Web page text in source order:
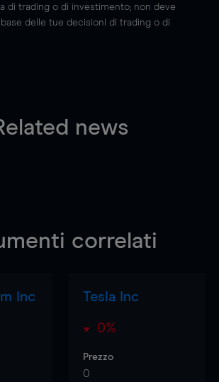
di trading o di investimento; non deve
delle tue decisioni di trading o di
news
correlati
Inc Tesla Inc
0%
Prezzo
0